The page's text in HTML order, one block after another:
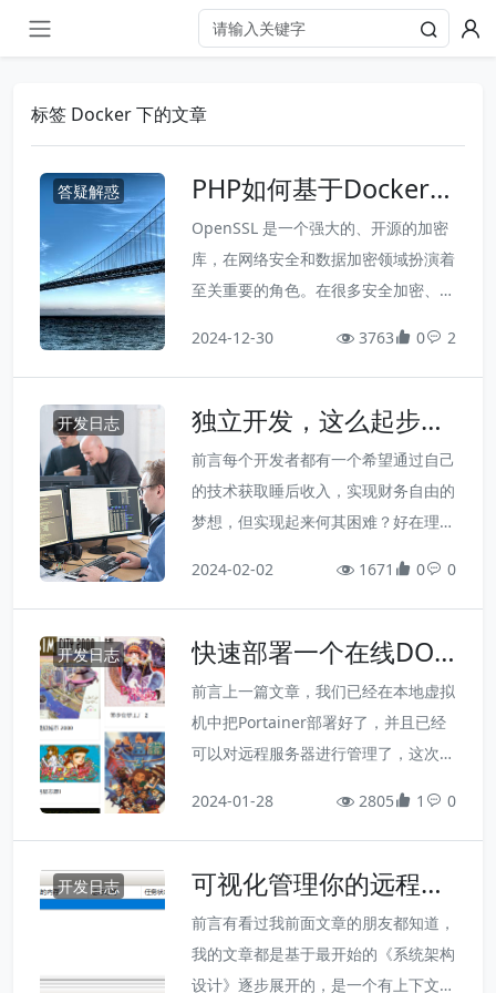
标签 Docker 下的文章
答疑解惑
PHP如何基于Docker安
装OpenSSL扩展
OpenSSL 是一个强大的、开源的加密
库，在网络安全和数据加密领域扮演着
至关重要的角色。在很多安全加密、数
如，我在 一起学笛子 中对接支付宝和
微信支付时，就必须依赖 OpenSSL
了，主要用于处理基于 RSA、RSA2等
台服务器上部署多个 Typecho 网站 这
2024-12-30 3763 0 2
开发日志
独立开发，这么起步或
许能少走一些弯路
前言每个开发者都有一个希望通过自己
的技术获取睡后收入，实现财务自由的
梦想，但实现起来何其困难？好在理论
路也曲折，但却并不孤单，仍有很多前
行者在为我们指引着方向。经过前面一
段时间的探索，我终于把自己认为独立
功，经过这一系列的操作之后，和一些
部署更快捷，容器管...
2024-02-02 1671 0 0
开发日志
快速部署一个在线DOS
游戏网站
前言上一篇文章，我们已经在本地虚拟
机中把Portainer部署好了，并且已经
可以对远程服务器进行管理了，这次我
满了80、90后童年记忆的游戏网站。
就冲着有仙剑这一点，我也要把它部署
起来。在部署的过程中，我想起了那天
2024-01-28 2805 1 0
开发日志
可视化管理你的远程Do
cker容器-Portainer
前言有看过我前面文章的朋友都知道，
我的文章都是基于最开始的《系统架构
设计》逐步展开的，是一个有上下文的